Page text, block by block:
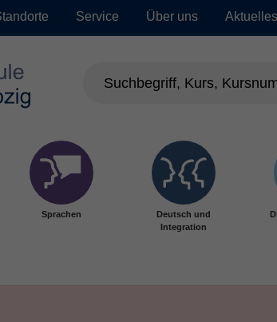
Service Über uns Aktuelles
Sprachen
Deutsch und
Integration